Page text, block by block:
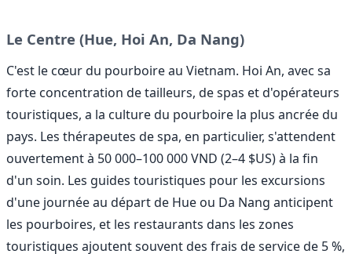
Le Centre (Hue, Hoi An, Da Nang)
C'est le cœur du pourboire au Vietnam. Hoi An, avec sa
forte concentration de tailleurs, de spas et d'opérateurs
touristiques, a la culture du pourboire la plus ancrée du
pays. Les thérapeutes de spa, en particulier, s'attendent
ouvertement à 50 000–100 000 VND (2–4 $US) à la fin
d'un soin. Les guides touristiques pour les excursions
d'une journée au départ de Hue ou Da Nang anticipent
les pourboires, et les restaurants dans les zones
touristiques ajoutent souvent des frais de service de 5 %,